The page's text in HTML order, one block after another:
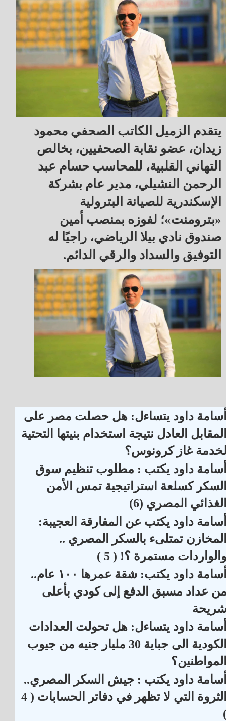
يتقدم الزميل الكاتب الصحفي محمود
زيدان، عضو نقابة الصحفيين، بخالص
التهاني القلبية، للمحاسب حسام عبد
الرحمن النشيلي، مدير عام بشركة
الإسكندرية للصيانة البترولية
«بترومنت»؛ لفوزه بمنصب أمين
صندوق نادي بيلا الرياضي، راجيًا له
التوفيق والسداد والرقي الدائم.
داود يتساءل: هل حصلت مصر على
العادل نتيجة استخدام بنيتها التحتية
غاز كرونوس؟
داود يكتب : مطلوب تنظيم سوق
كسلعة استراتيجية تمس الأمن
المصري (6)
داود يكتب عن المفارقة العجيبة:
تمتلىء بالسكر المصري ..
مستمرة ؟! ( 5 )
أسامة داود يكتب: شقة عمرها ١٠٠ عام..
عداد مسبق الدفع إلى كودي بأعلى
داود يتساءل: هل تحولت العدادات
الكودية الى جباية 30 مليار جنيه من جيوب
داود يكتب : جيش السكر المصري..
الثروة التي لا تظهر في دفاتر الحسابات ( 4